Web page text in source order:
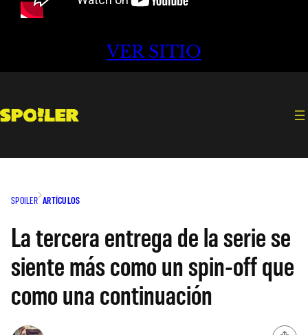
VER SITIO
SPOILER ARTÍCULOS
La tercera entrega de la serie se
siente más como un spin-off que
como una continuación